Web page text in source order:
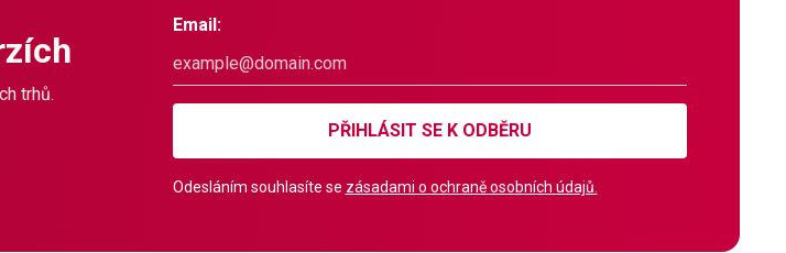
trhů.
Email:
PŘIHLÁSIT SE K ODBĚRU
Odesláním souhlasíte se zásadami o ochraně osobních údajů.